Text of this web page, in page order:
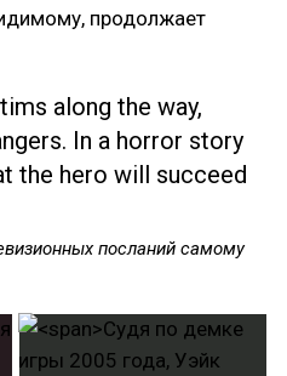
продолжает
along the way,
In a horror story
the hero will succeed
посланий самому